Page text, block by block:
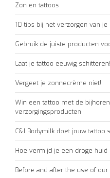
Zon en tattoos
10 tips bij het verzorgen van je
Gebruik de juiste producten
Laat je tattoo eeuwig
Vergeet je zonnecrème niet!
Win een tattoo met de
verzorgingsproducten!
C&J Bodymilk doet jouw tattoo
Hoe vermijd je een droge
Before and after the use of our